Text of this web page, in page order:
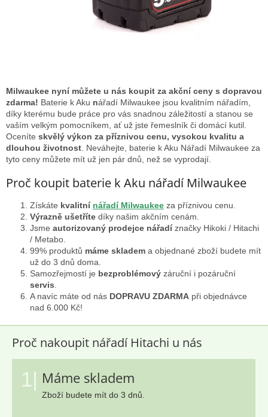
v
y
s
u
Milwaukee nyní můžete u nás koupit za akční ceny s dopravou
zdarma! Baterie k Aku nářadí Milwaukee jsou kvalitním nářadím,
díky kterému bude práce pro vás snadnou záležitostí a stanou se
vaším velkým pomocníkem, ať už jste řemeslník či domácí kutil.
Oceníte skvělý výkon za příznivou cenu, vysokou kvalitu a
dlouhou životnost. Neváhejte, baterie k Aku Nářadí Milwaukee za
tyto ceny můžete mít už jen pár dnů, než se vyprodají.
Proč koupit baterie k Aku nářadí Milwaukee
Získáte kvalitní nářadí Milwaukee za příznivou cenu.
Výrazně ušetříte díky našim akčním cenám.
Jsme autorizovaný prodejce nářadíznačky Hikoki / Hitachi
/ Metabo.
99% produktů máme skladem a objednané zboží budete mít
už do 3 dnů doma.
Samozřejmostí je bezproblémový záruční i pozáruční
servis
A navíc máte od nás DOPRAVU ZDARMA při objednávce
nad 6.000 Kč!
Proč nakoupit nářadí Hitachi u nás
1| Máme skladem
Zboží budete mít do 3 dnů.